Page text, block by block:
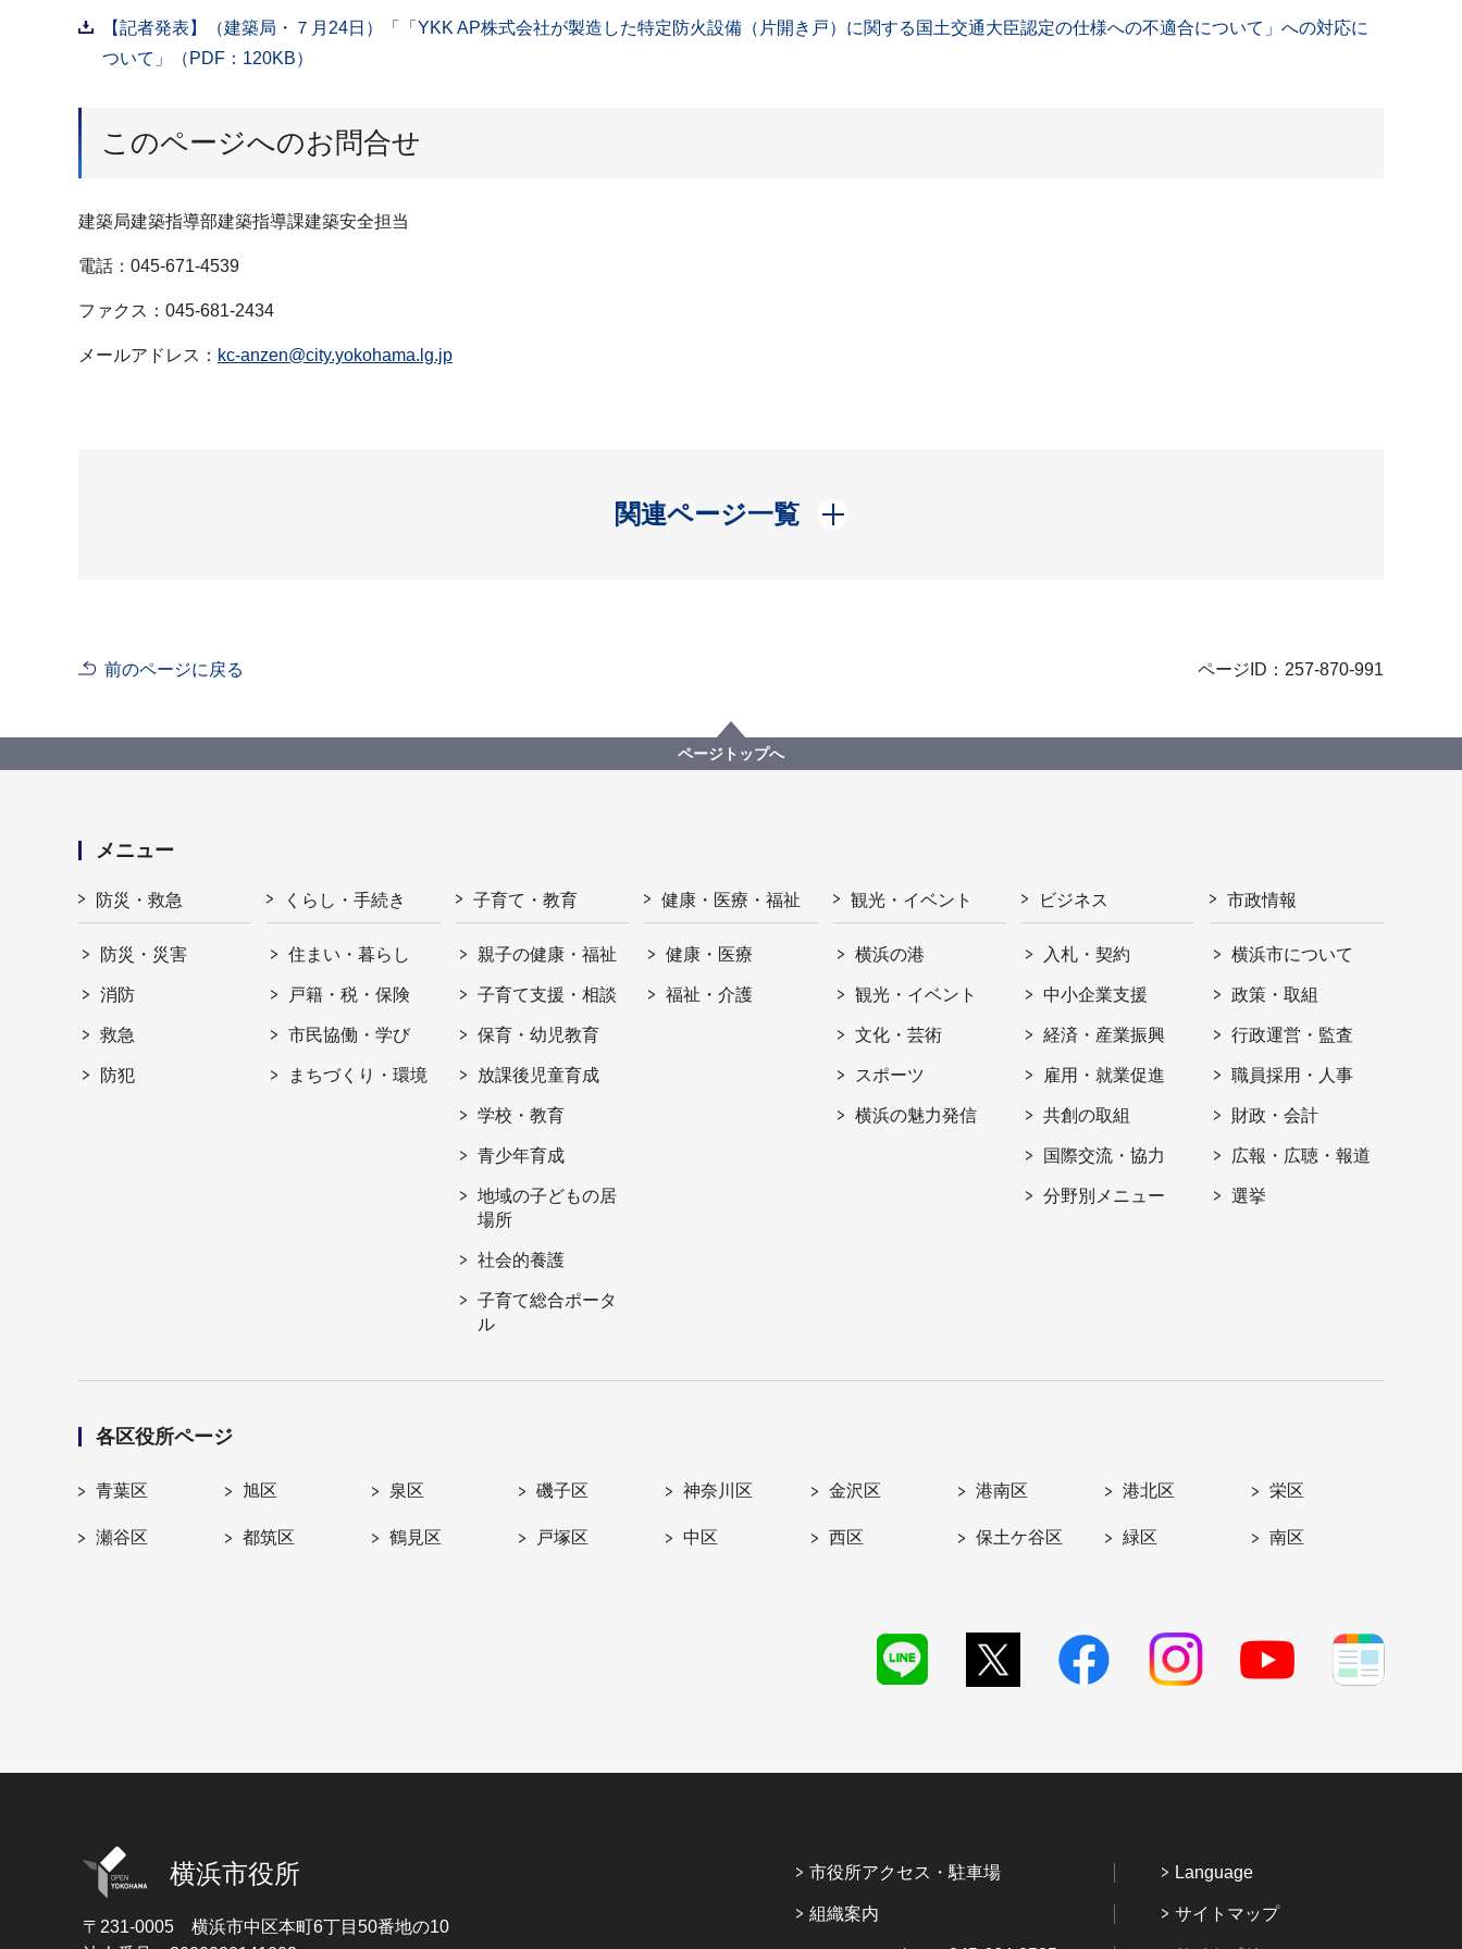
【記者発表】（建築局・７月24日）「「YKK AP株式会社が製造した特定防火設備（片開き戸）に関する国土交通大臣認定の仕様への不適合について」への対応に
ついて」（PDF：120KB）
このページへのお問合せ
建築局建築指導部建築指導課建築安全担当
電話：045-671-4539
ファクス：045-681-2434
メールアドレス： kc-anzen@city.yokohama.lg.jp
関連ページ一覧
開く
前のページに戻る ページID：257-870-991
ページトップへ
メニュー
防災・救急
防災・災害
消防
救急
防犯
くらし・手続き
住まい・暮らし
戸籍・税・保険
市民協働・学び
まちづくり・環境
子育て・教育
親子の健康・福祉
子育て支援・相談
保育・幼児教育
放課後児童育成
学校・教育
青少年育成
地域の子どもの居
場所
社会的養護
子育て総合ポータ
ル
健康・医療・福祉
健康・医療
福祉・介護
観光・イベント
横浜の港
観光・イベント
文化・芸術
スポーツ
横浜の魅力発信
ビジネス
入札・契約
中小企業支援
経済・産業振興
雇用・就業促進
共創の取組
国際交流・協力
分野別メニュー
市政情報
横浜市について
政策・取組
行政運営・監査
職員採用・人事
財政・会計
広報・広聴・報道
選挙
各区役所ページ
青葉区 旭区 泉区 磯子区 神奈川区 金沢区 港南区 港北区 栄区
瀬谷区 都筑区 鶴見区 戸塚区 中区 西区 保土ケ谷区 緑区 南区
横浜市役所
〒231-0005 横浜市中区本町6丁目50番地の10
市役所アクセス・駐車場
組織案内
Language
サイトマップ